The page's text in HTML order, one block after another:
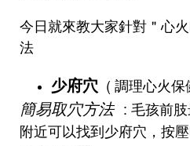
今日就來教大家針對＂心
法
少府穴 ( 調理心火保
簡易取穴方法 : 毛孩前
附近可以找到少府穴，按